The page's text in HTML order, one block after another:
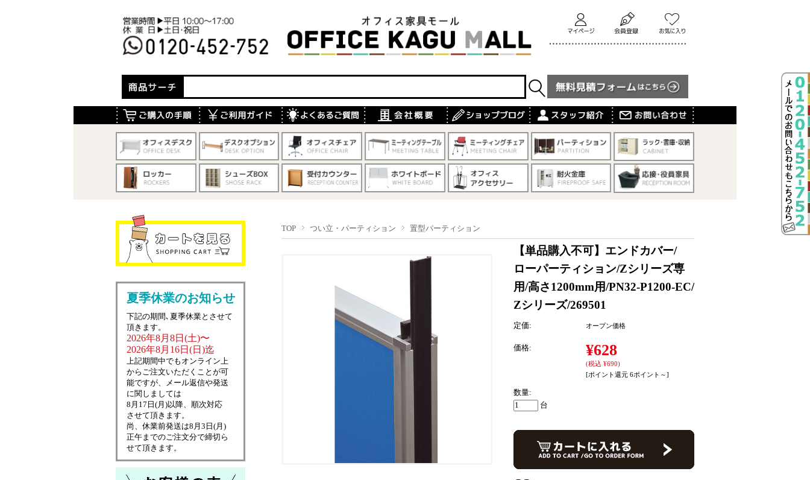
TOP つい立・パーティション 置型パーティション
【単品購入不可】エンドカバー/
ローパーティション/Zシリーズ専
用/高さ1200mm用/PN32-P1200-EC/
Zシリーズ/269501
定価: オープン価格
価格: ¥628
(税込 ¥690)
[ポイント還元 6ポイント～]
数量:
台
夏季休業のお知らせ
下記の期間､夏季休業とさせて
頂きます。
2026年8月8日(土)〜
2026年8月16日(日)迄
上記期間中でもオンライン上
からご注文いただくことが可
能ですが、メール返信や発送
に関しましては
8月17日(月)以降、順次対応
させて頂きます。
尚、休業前発送は8月3日(月)
正午までのご注文分で締切ら
せて頂きます。